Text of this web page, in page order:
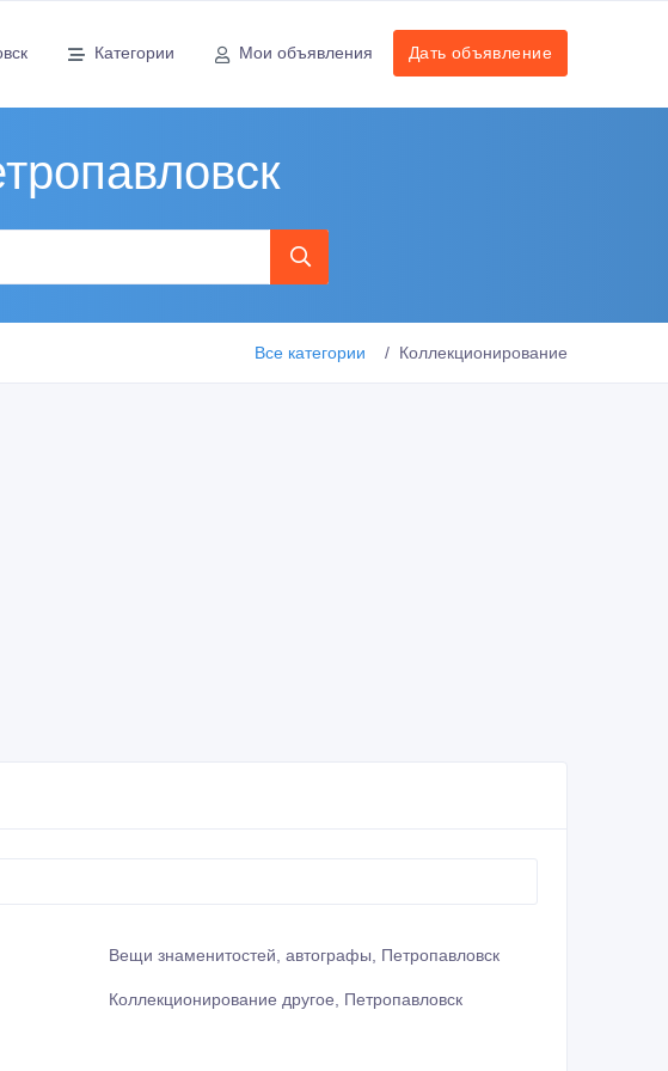
Категории Мои объявления Дать объявление
Все категории Коллекционирование
Вещи знаменитостей, автографы, Петропавловск
Коллекционирование другое, Петропавловск